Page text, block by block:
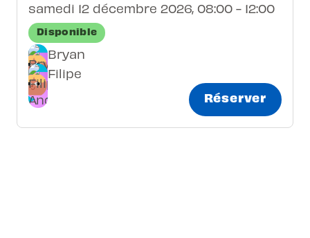
samedi 12 décembre 2026, 08:00 - 12:00
Disponible
Bryan
Filipe
Réserver